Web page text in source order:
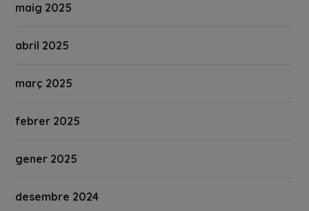
maig 2025
abril 2025
març 2025
febrer 2025
gener 2025
desembre 2024